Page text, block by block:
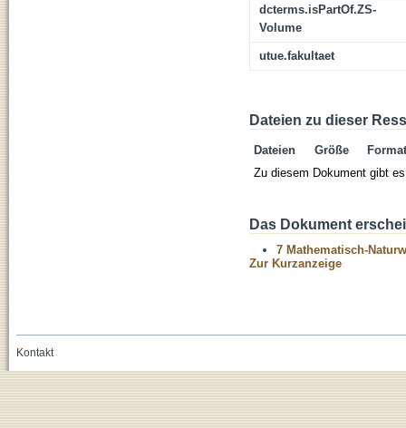
dcterms.isPartOf.ZS-
Volume
utue.fakultaet
Dateien zu dieser
Dateien Größe
Format
Zu diesem Dokument gibt
Das Dokument
7 Mathematisch-
Zur Kurzanzeige
Kontakt